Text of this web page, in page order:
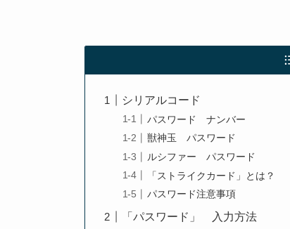
シリアルコード
パスワード ナンバー
獣神玉 パスワード
ルシファー パスワード
「ストライクカード」とは？
パスワード注意事項
「パスワード」 入力方法